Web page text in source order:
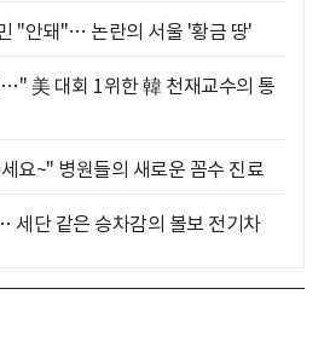
"안돼"… 논란의 서울 '황금 땅'
美 대회 1위한 韓 천재교수의 통
요~" 병원들의 새로운 꼼수 진료
세단 같은 승차감의 볼보 전기차